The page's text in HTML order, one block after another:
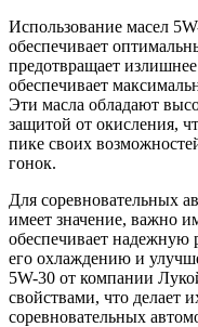
Использование масел
обеспечивает
предотвращает
обеспечивает
Эти масла обладают
защитой от окисления,
пике своих
гонок.
Для соревновательных
имеет значение, важно
обеспечивает надежную
его охлаждению и
5W-30 от компании
свойствами, что делает
соревновательных